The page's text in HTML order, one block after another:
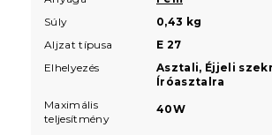
Súly
0,43 kg
Aljzat típusa
E 27
Elhelyezés
Asztali, Éjjeli
Íróasztalra
Maximális
teljesítmény
40W